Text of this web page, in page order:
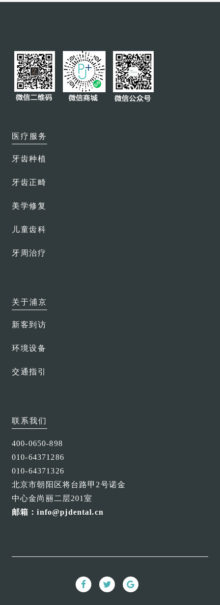
牙齿美白
磨牙保护套
特色服务
会员俱乐部
医生团队
医疗服务
牙齿种植
牙齿正畸
美学修复
儿童齿科
牙周治疗
关于浦京
新客到访
环境设备
交通指引
联系我们
400-0650-898
010-64371286
010-64371326
北京市朝阳区将台路甲2号诺金
中心金尚丽二层201室
邮箱：info@pjdental.cn